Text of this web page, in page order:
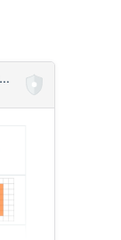
Площа на координатній площині: мікс